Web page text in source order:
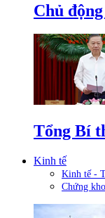
Chủ
Tổng Bí
Kinh tế
Kinh tế -
Chứng